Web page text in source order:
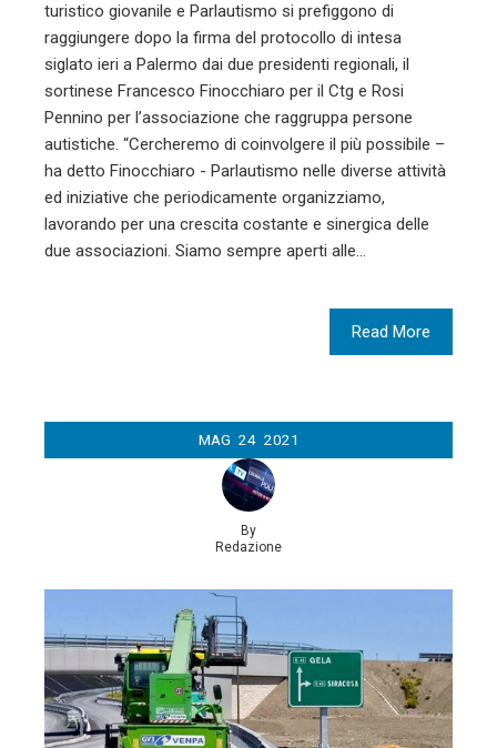
turistico giovanile e Parlautismo si prefiggono di
raggiungere dopo la firma del protocollo di intesa
siglato ieri a Palermo dai due presidenti regionali, il
sortinese Francesco Finocchiaro per il Ctg e Rosi
Pennino per l’associazione che raggruppa persone
autistiche. “Cercheremo di coinvolgere il più possibile –
ha detto Finocchiaro - Parlautismo nelle diverse attività
ed iniziative che periodicamente organizziamo,
lavorando per una crescita costante e sinergica delle
due associazioni. Siamo sempre aperti alle…
Read More
MAG 24 2021
By
Redazione